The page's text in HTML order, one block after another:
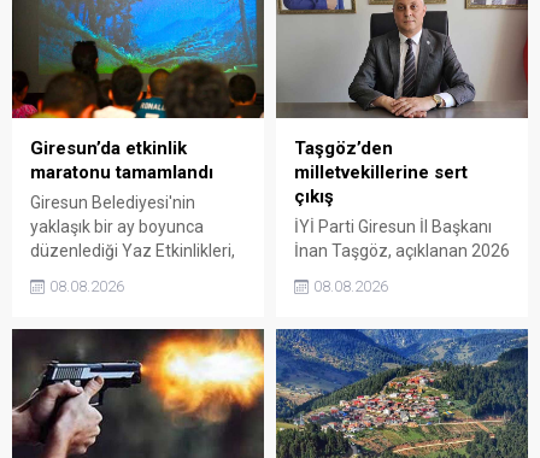
Giresun’da etkinlik
maratonu tamamlandı
Giresun Belediyesi'nin
yaklaşık bir ay boyunca
düzenlediği Yaz Etkinlikleri,
binlerce vatandaşı kültür,
sanat ve eğlenceyle
organizasyonun ardından
Kadın El Emeği Pazarı'nın
süresi de 16 Ağustos'a
kadar uzatıldı.
08.08.2026
Taşgöz’den
milletvekillerine sert
çıkış
İYİ Parti Giresun İl Başkanı
İnan Taşgöz, açıklanan 2026
yılı fındık alım fiyatı
üzerinden iktidar
eleştirdi. Taşgöz, üreticinin
emeğinin karşılığını
alamadığını savunarak,
Giresun milletvekillerini
sessiz kalmakla suçladı.
08.08.2026